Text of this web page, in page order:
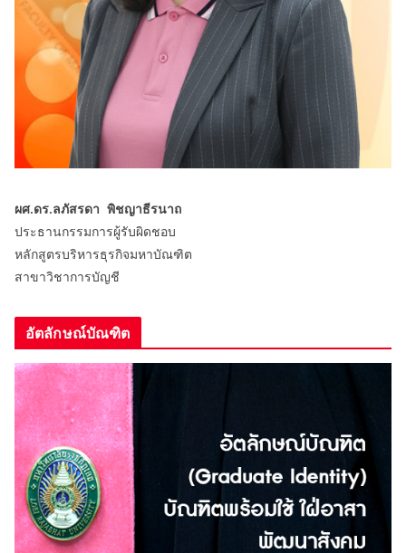
ผศ.ดร.ลภัสรดา พิชญาธีรนาถ
ประธานกรรมการผู้รับผิดชอบ
หลักสูตรบริหารธุรกิจมหาบัณฑิต
สาขาวิชาการบัญชี
อัตลักษณ์บัณฑิต